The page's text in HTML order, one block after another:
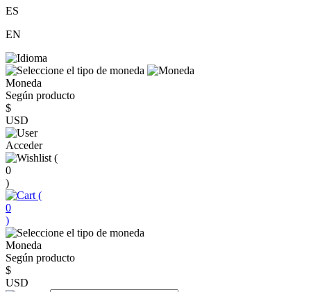
ES
EN
Moneda
Según producto
$
USD
Acceder
(
0
)
(
0
)
Moneda
Según producto
$
USD